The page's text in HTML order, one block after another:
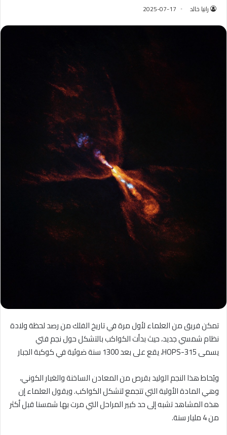
رانيا خالد 2025-07-17
تمكن فريق من العلماء لأول مرة في تاريخ الفلك من رصد لحظة ولادة
نظام شمسي جديد، حيث بدأت الكواكب بالتشكل حول نجم فتي
يسمى HOPS-315، يقع على بعد 1300 سنة ضوئية في كوكبة الجبار
ويُحاط هذا النجم الوليد بقرص من المعادن الساخنة والغبار الكوني،
وهي المادة الأولية التي تتجمع لتشكل الكواكب. ويقول العلماء إن
هذه المشاهد تشبه إلى حد كبير المراحل التي مرت بها شمسنا قبل أكثر
من 4 مليار سنة.